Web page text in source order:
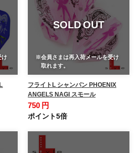
け
SOLD OUT
※会員さまは再入荷メールを受け
取れます。
フライトL シャンパン PHOENIX
ANGELS NAGI スモール
750 円
ポイント5倍